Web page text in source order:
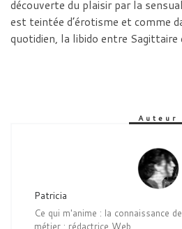
découverte du plaisir par la
est teintée d’érotisme et comme
quotidien, la libido entre Sagittaire
Auteur
Patricia
Ce qui m'anime : la connaissance
métier : rédactrice Web